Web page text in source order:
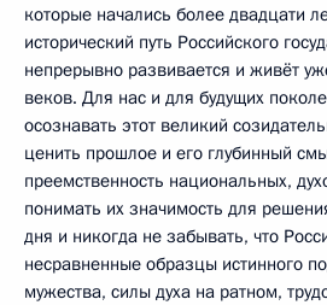
которые начались более двадцати
исторический путь Российского
непрерывно развивается и живёт
веков. Для нас и для будущих
осознавать этот великий
ценить прошлое и его глубинный
преемственность национальных,
понимать их значимость для
дня и никогда не забывать, что
несравненные образцы истинного
мужества, силы духа на ратном,